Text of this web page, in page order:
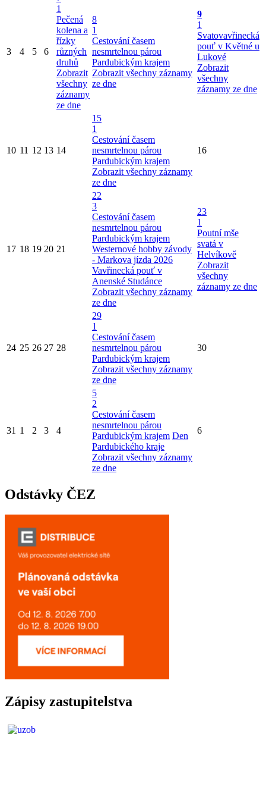
3 4 5 6
1
Pečená
kolena a
řízky
různých
druhů
Zobrazit
všechny
záznamy
ze dne
8
1
Cestování časem
nesmrtelnou párou
Pardubickým krajem
Zobrazit všechny záznamy
ze dne
9
1
Svatovavřinecká
pouť v Květné u
Lukové
Zobrazit
všechny
záznamy ze dne
10 11 12 13 14
15
1
Cestování časem
nesmrtelnou párou
Pardubickým krajem
Zobrazit všechny záznamy
ze dne
16
17 18 19 20 21
22
3
Cestování časem
nesmrtelnou párou
Pardubickým krajem
Westernové hobby závody
- Markova jízda 2026
Vavřinecká pouť v
Anenské Studánce
Zobrazit všechny záznamy
ze dne
23
1
Poutní mše
svatá v
Helvíkově
Zobrazit
všechny
záznamy ze dne
24 25 26 27 28
29
1
Cestování časem
nesmrtelnou párou
Pardubickým krajem
Zobrazit všechny záznamy
ze dne
30
31 1 2 3 4
5
2
Cestování časem
nesmrtelnou párou
Pardubickým krajem Den
Pardubického kraje
Zobrazit všechny záznamy
ze dne
6
Odstávky ČEZ
Zápisy zastupitelstva